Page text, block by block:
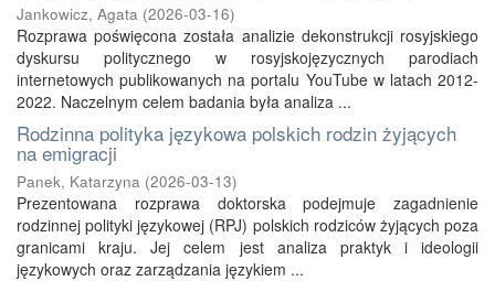
Jankowicz, Agata (2026-03-16)
Rozprawa poświęcona została analizie dekonstrukcji rosyjskiego
dyskursu politycznego w rosyjskojęzycznych parodiach
internetowych publikowanych na portalu YouTube w latach 2012-
2022. Naczelnym celem badania była analiza ...
Rodzinna polityka językowa polskich rodzin żyjących
na emigracji
Panek, Katarzyna (2026-03-13)
Prezentowana rozprawa doktorska podejmuje zagadnienie
rodzinnej polityki językowej (RPJ) polskich rodziców żyjących poza
granicami kraju. Jej celem jest analiza praktyk i ideologii
językowych oraz zarządzania językiem ...